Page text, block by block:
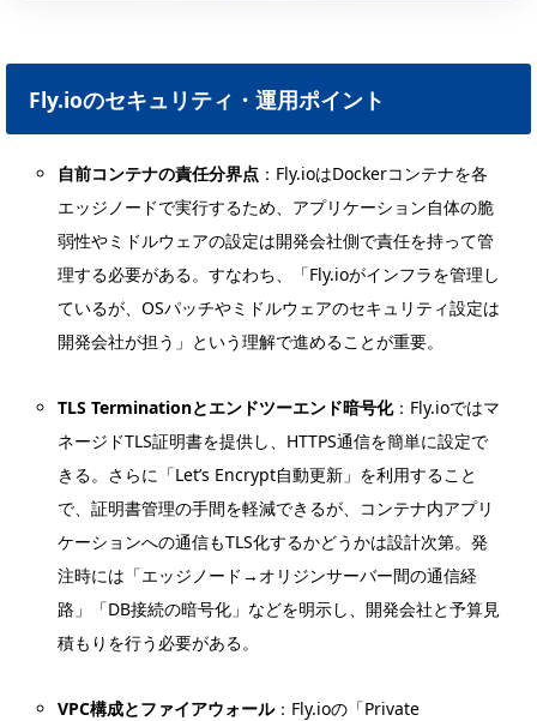
Fly.ioのセキュリティ・運用ポイント
自前コンテナの責任分界点 ：Fly.ioはDockerコンテナを各
エッジノードで実行するため、アプリケーション自体の脆
弱性やミドルウェアの設定は開発会社側で責任を持って管
理する必要がある。すなわち、「Fly.ioがインフラを管理し
ているが、OSパッチやミドルウェアのセキュリティ設定は
開発会社が担う」という理解で進めることが重要。
TLS Terminationとエンドツーエンド暗号化：Fly.ioではマ
ネージドTLS証明書を提供し、HTTPS通信を簡単に設定で
きる。さらに「Let’s Encrypt自動更新」を利用すること
で、証明書管理の手間を軽減できるが、コンテナ内アプリ
ケーションへの通信もTLS化するかどうかは設計次第。発
注時には「エッジノード→オリジンサーバー間の通信経
路」「DB接続の暗号化」などを明示し、開発会社と予算見
積もりを行う必要がある。
VPC構成とファイアウォール：Fly.ioの「Private